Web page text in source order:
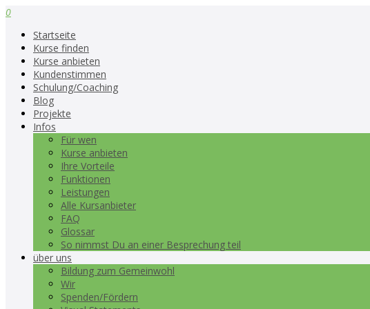
0
Startseite
Kurse finden
Kurse anbieten
Kundenstimmen
Schulung/Coaching
Blog
Projekte
Infos
Für wen
Kurse anbieten
Ihre Vorteile
Funktionen
Leistungen
Alle Kursanbieter
FAQ
Glossar
So nimmst Du an einer Besprechung teil
über uns
Bildung zum Gemeinwohl
Wir
Spenden/Fördern